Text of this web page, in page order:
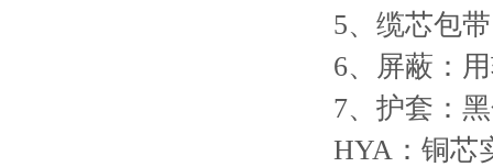
5、缆芯包
6、屏蔽：
7、护套：
HYA：铜芯